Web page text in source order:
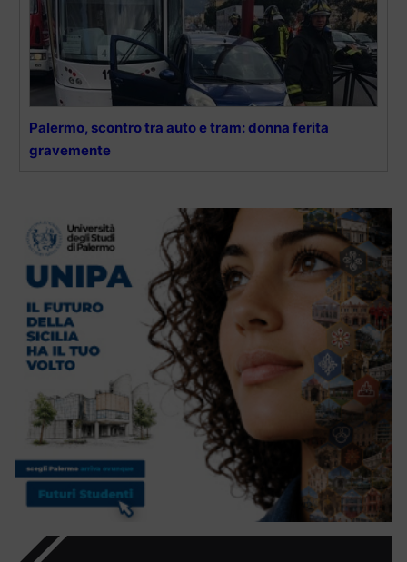
Palermo, scontro tra auto e tram: donna ferita
gravemente